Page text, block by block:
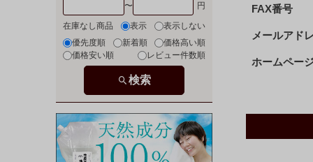
〜
在庫なし商品 表示
表示しない
優先度順
新着順
価格高い順
価格安い順
レビュー件数順
検索
FAX番号
メールアド
ホームペー